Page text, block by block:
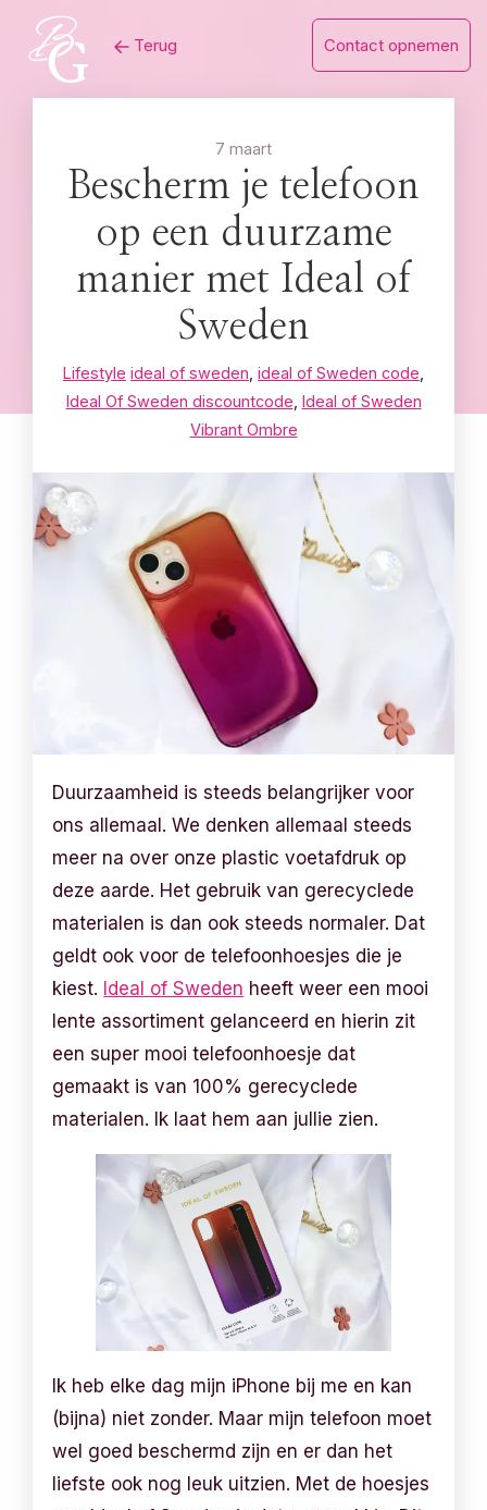
content
Terug Contact opnemen
7 maart
Bescherm je telefoon
op een duurzame
manier met Ideal of
Sweden
Lifestyle ideal of sweden ideal of Sweden code
Ideal Of Sweden discountcode Ideal of Sweden
Vibrant Ombre
Duurzaamheid is steeds belangrijker voor
ons allemaal. We denken allemaal steeds
meer na over onze plastic voetafdruk op
deze aarde. Het gebruik van gerecyclede
materialen is dan ook steeds normaler. Dat
geldt ook voor de telefoonhoesjes die je
kiest. Ideal of Sweden heeft weer een mooi
lente assortiment gelanceerd en hierin zit
een super mooi telefoonhoesje dat
gemaakt is van 100% gerecyclede
materialen. Ik laat hem aan jullie zien.
Ik heb elke dag mijn iPhone bij me en kan
(bijna) niet zonder. Maar mijn telefoon moet
wel goed beschermd zijn en er dan het
liefste ook nog leuk uitzien. Met de hoesjes